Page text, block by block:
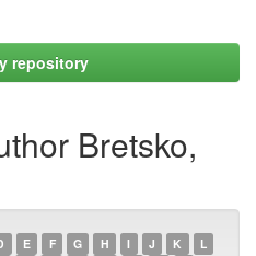
repository
Bretsko,
E F G H I J K
L